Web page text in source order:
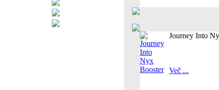
Journey Into
Več ...